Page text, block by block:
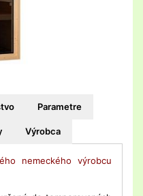
Parametre
Výrobca
nemeckého výrobcu